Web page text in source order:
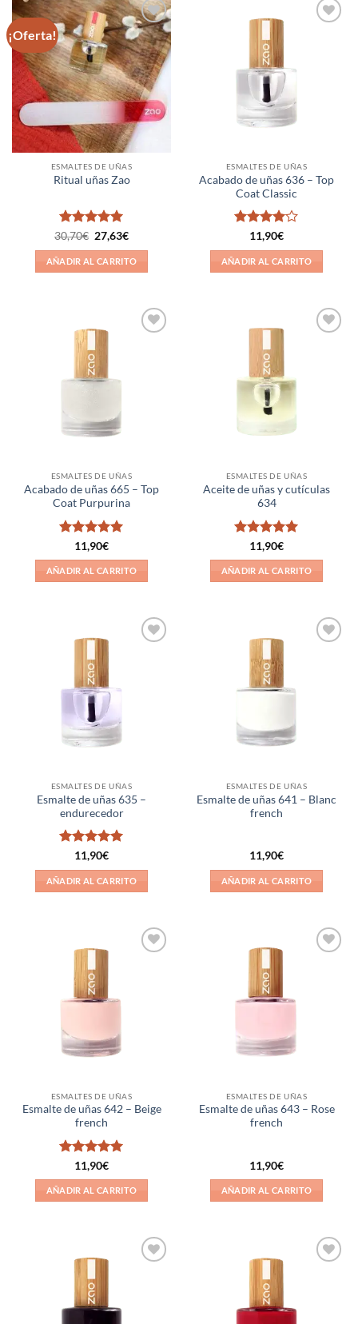
¡Oferta!
Añadir
a la
lista de
deseos
ESMALTES DE UÑAS
Ritual uñas Zao
Valorado
con5de 5
30,70€ El
precio
original
era:
30,70€.
27,63€El
actual
es:
27,63€.
AÑADIR AL CARRITO
ESMALTES DE UÑAS
Acabado de uñas 636 – Top
Coat Classic
Valorado
con4de
5
11,90€
AÑADIR AL CARRITO
ESMALTES DE UÑAS
Acabado de uñas 665 – Top
Coat Purpurina
Valorado
con5de 5
11,90€
AÑADIR AL CARRITO
ESMALTES DE UÑAS
Aceite de uñas y cutículas
634
Valorado
con5de 5
11,90€
AÑADIR AL CARRITO
ESMALTES DE UÑAS
Esmalte de uñas 635 –
endurecedor
Valorado
con5de 5
11,90€
AÑADIR AL CARRITO
ESMALTES DE UÑAS
Esmalte de uñas 641 – Blanc
french
11,90€
AÑADIR AL CARRITO
ESMALTES DE UÑAS
Esmalte de uñas 642 – Beige
french
Valorado
con5de 5
11,90€
AÑADIR AL CARRITO
ESMALTES DE UÑAS
Esmalte de uñas 643 – Rose
french
11,90€
AÑADIR AL CARRITO